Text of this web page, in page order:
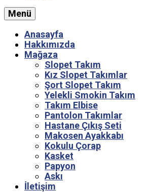
Menü
Anasayfa
Hakkımızda
Mağaza
Slopet Takım
Kız Slopet Takımlar
Şort Slopet Takım
Yelekli Smokin Takım
Takım Elbise
Pantolon Takımlar
Hastane Çıkış Seti
Makosen Ayakkabı
Kokulu Çorap
Kasket
Papyon
Askı
İletişim